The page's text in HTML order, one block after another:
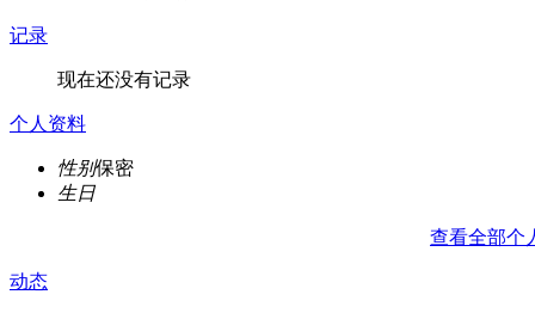
记录
现在还没有记录
个人资料
性别保密
生日
查看全部个
动态